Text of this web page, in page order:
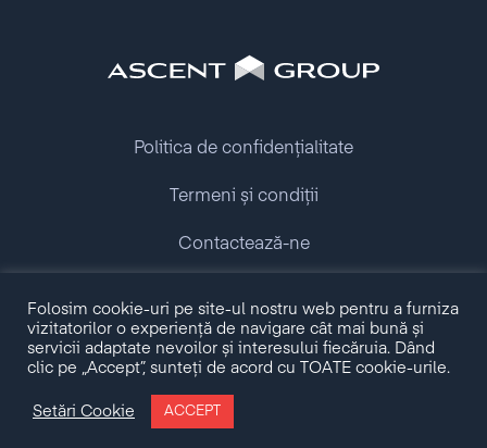
Copyright © 2009 - 2026 Ascent Group.
All rights reserved.
Politica de confidențialitate
Termeni și condiții
Contactează-ne
Folosim cookie-uri pe site-ul nostru web pentru a furniza
vizitatorilor o experiență de navigare cât mai bună și
servicii adaptate nevoilor și interesului fiecăruia. Dând
clic pe „Accept”, sunteți de acord cu TOATE cookie-urile.
Setări Cookie ACCEPT